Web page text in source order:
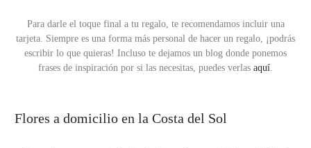
Para darle el toque final a tu regalo, te recomendamos incluir una
tarjeta. Siempre es una forma más personal de hacer un regalo, ¡podrás
escribir lo que quieras! Incluso te dejamos un blog donde ponemos
frases de inspiración por si las necesitas, puedes verlas aquí
Flores a domicilio en la Costa del Sol